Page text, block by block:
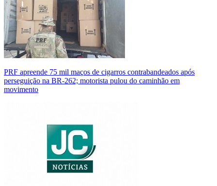
PRF apreende 75 mil maços de cigarros contrabandeados após
perseguição na BR-262; motorista pulou do caminhão em
movimento